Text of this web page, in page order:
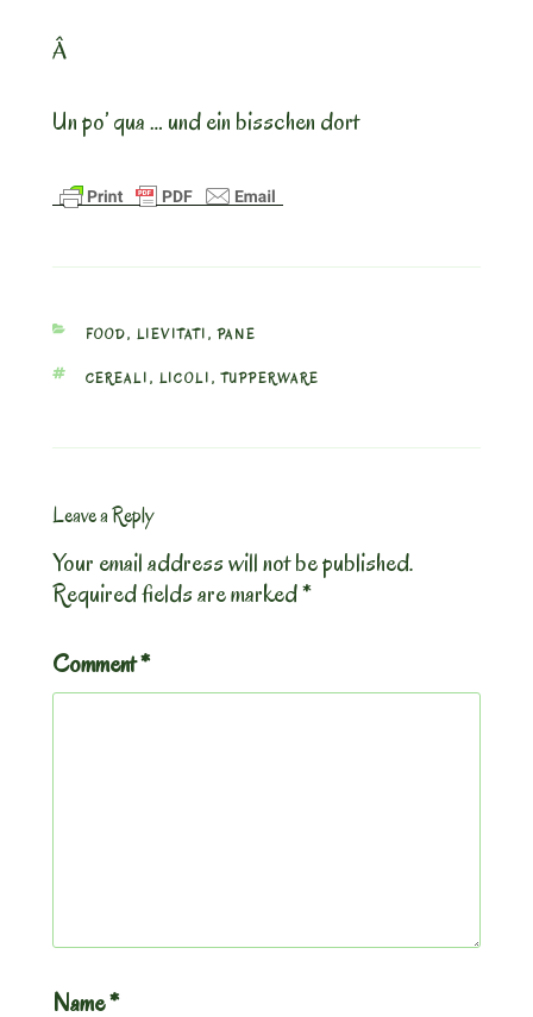
Â
Un po’ qua … und ein bisschen dort
CATEGORIES
FOOD, LIEVITATI ,PANE
TAGS
CEREALI , LICOLI ,TUPPERWARE
Leave a Reply
Your email address will not be published.
Required fields are marked*
Comment*
Name*